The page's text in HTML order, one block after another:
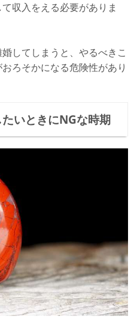
収入をえる必要がありま
してしまうと、やるべきこ
ろそかになる危険性があり
いときにNGな時期